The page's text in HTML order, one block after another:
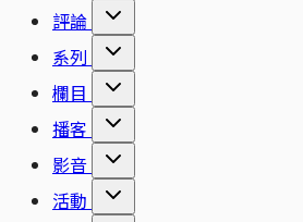
評論
系列
欄目
播客
影音
活動